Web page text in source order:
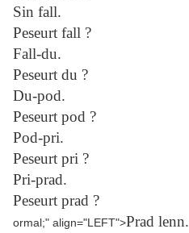
Sin fall.
Peseurt fall ?
Fall-du.
Peseurt du ?
Du-pod.
Peseurt pod ?
Pod-pri.
Peseurt pri ?
Pri-prad.
Peseurt prad ?
ormal;" align="LEFT">Prad lenn.